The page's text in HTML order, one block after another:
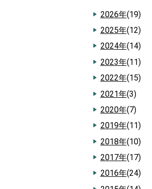
2026年(19)
2025年(12)
2024年(14)
2023年(11)
2022年(15)
2021年(3)
2020年(7)
2019年(11)
2018年(10)
2017年(17)
2016年(24)